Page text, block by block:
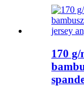
170 g/